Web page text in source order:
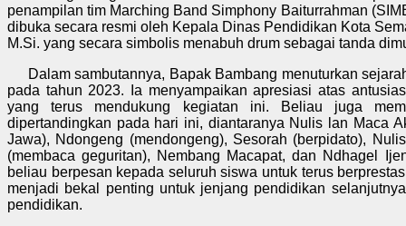
penampilan tim Marching Band Simphony Baiturrahman
dibuka secara resmi oleh Kepala Dinas Pendidikan Kota
M.Si. yang secara simbolis menabuh drum sebagai tanda
Dalam sambutannya, Bapak Bambang menuturkan
pada tahun 2023. Ia menyampaikan apresiasi atas
yang terus mendukung kegiatan ini. Beliau juga
dipertandingkan pada hari ini, diantaranya Nulis lan Maca
Jawa), Ndongeng (mendongeng), Sesorah (berpidato),
(membaca geguritan), Nembang Macapat, dan Ndhagel
beliau berpesan kepada seluruh siswa untuk terus
menjadi bekal penting untuk jenjang pendidikan
pendidikan.